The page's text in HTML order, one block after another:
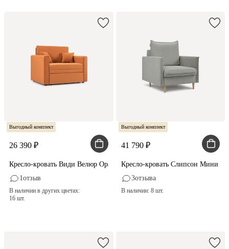
Выгодный комплект
26 390
Кресло-кровать Види Велюр Оранжевый
1отзыв
В наличии в других цветах:
16 шт.
Выгодный комплект
41 790
Кресло-кровать Слипсон Мини
3отзыва
В наличии: 8 шт.